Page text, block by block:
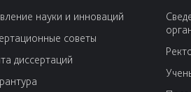
науки и инноваций
советы
диссертаций